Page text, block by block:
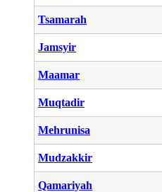
Tsamarah
Jamsyir
Maamar
Muqtadir
Mehrunisa
Mudzakkir
Qamariyah